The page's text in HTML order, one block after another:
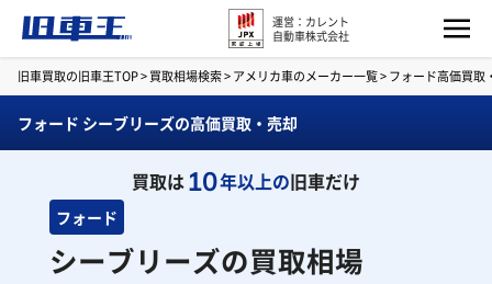
運営：カレント
自動車株式会社
旧車買取の旧車王TOP>買取相場検索>アメリカ車のメーカー一覧>フォード高価買取
フォード シーブリーズの高価買取・売却
買取は10年以上の旧車だけ
フォード
シーブリーズの買取相場